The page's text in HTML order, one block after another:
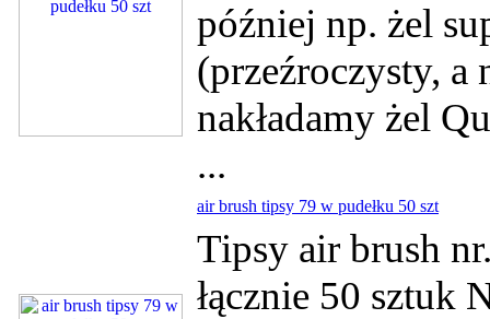
później np. żel
(przeźroczysty, a
nakładamy żel
...
air brush tipsy 79 w pudełku 50 szt
Tipsy air brush
łącznie 50 sztuk